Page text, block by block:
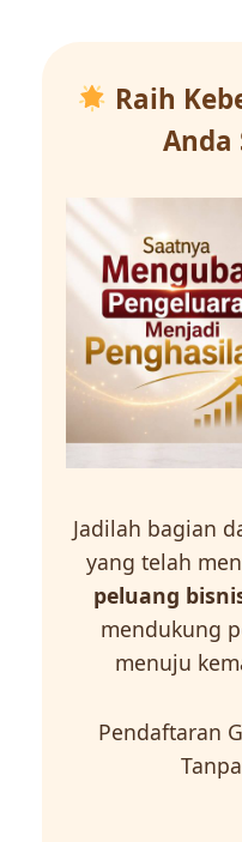
Raih
Anda
Jadilah bagian
yang telah
peluang
mendukung
menuju
Pendaftaran